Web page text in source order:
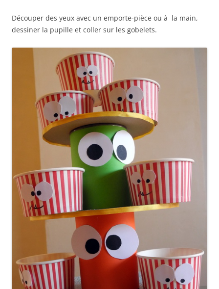
Découper des yeux avec un emporte-pièce ou à la main,
dessiner la pupille et coller sur les gobelets.